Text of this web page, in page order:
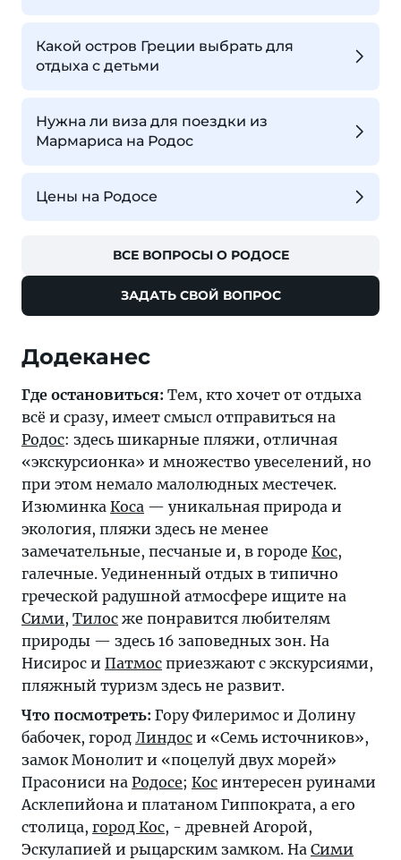
Какой остров Греции выбрать для
отдыха с детьми
Нужна ли виза для поездки из
Мармариса на Родос
Цены на Родосе
ВСЕ ВОПРОСЫ О РОДОСЕ
ЗАДАТЬ СВОЙ ВОПРОС
Додеканес
Где остановиться: Тем, кто хочет от отдыха
всё и сразу, имеет смысл отправиться на
Родос: здесь шикарные пляжи, отличная
«экскурсионка» и множество увеселений, но
при этом немало малолюдных местечек.
Изюминка Коса — уникальная природа и
экология, пляжи здесь не менее
замечательные, песчаные и, в городе Кос,
галечные. Уединенный отдых в типично
греческой радушной атмосфере ищите на
Сими, Тилос же понравится любителям
природы — здесь 16 заповедных зон. На
Нисирос и Патмос приезжают с экскурсиями,
пляжный туризм здесь не развит.
Что посмотреть: Гору Филеримос и Долину
бабочек, город Линдос и «Семь источников»,
замок Монолит и «поцелуй двух морей»
Прасониси на Родосе; Кос интересен руинами
Асклепийона и платаном Гиппократа, а его
столица, город Кос, - древней Агорой,
Эскулапией и рыцарским замком. На Сими